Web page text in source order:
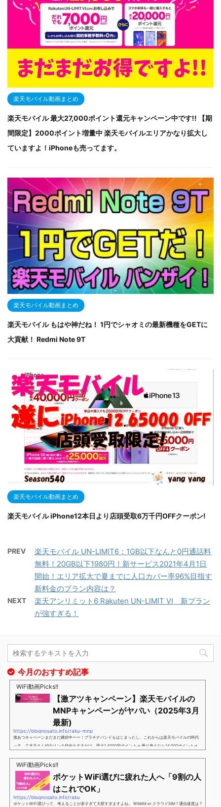
楽天モバイル動画まとめ
楽天モバイル 最大27,000ポイント還元キャンペーン中です!! 【期
間限定】2000ポイント増量中 楽天モバイルエリアかなり拡大し
ていますよ！iPhoneも売ってます。
楽天モバイル動画まとめ
楽天モバイル もはや神だね！ 1円でシャオミの最新機種をGETに
大貢献！ Redmi Note 9T
楽天モバイル動画まとめ
楽天モバイル iPhone12本日より店頭受取6万千円OFFクーポン!
PREV
楽天モバイル UN-LIMIT6：1GB以下なんと0円通話料
無料！20GB以下1980円！新サービス2021年4月1日
開始！エリア拡大で夏までに人口カバー率96%目指す
新料金のプラン内容は？
NEXT
楽天アンリミット6 Rakuten UN-LIMIT Ⅵ 新プラン
が強すぎる！
今月のおすすめ記事
WiFi動画Picks!!
【激アツキャンペーン】楽天モバイルの
MNPキャンペーンがヤバい（2025年3月
最新)
https://blognosato.info/raku-mnp
激あつキャペーンまだまだ継続中ーー！プラチナバンドもはじまったし、これからは楽天モバイルの時代
っす。三木谷さん紹介リンク経由をするだけ。最大1,4000円ポイント→ 乗り換えなら14,000ポイント→
谷さんキャンペーン／2回線目以降でもOK再契約でもでもOK背水の陣の楽天モバイル。ついに「最後の賭
け」とも思えるポイントばら撒きキャンペーンを発動してきました。■キャンペーン概要三木谷社長の特
別招待ページから楽天モバイ...
WiFi動画Picks!!
ポケットWiFi選びに疲れた人へ「9割の人
はこれでOK」
https://blognosato.info/raku
ポケットWiFi選びって、考えることが多すぎて大変すぎますよね。 WiMAX or クラウドSIM ? 通信速度は ?